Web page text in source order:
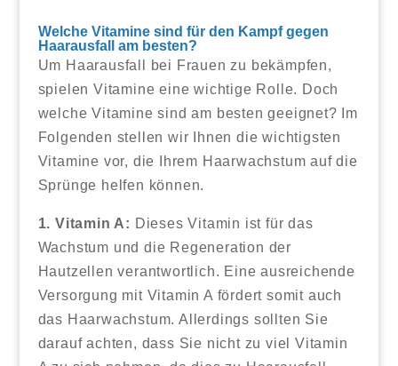
Welche Vitamine sind für den Kampf gegen
Haarausfall am besten?
Um Haarausfall bei Frauen zu bekämpfen,
spielen Vitamine eine wichtige Rolle. Doch
welche Vitamine sind am besten geeignet? Im
Folgenden stellen wir Ihnen die wichtigsten
Vitamine vor, die Ihrem Haarwachstum auf die
Sprünge helfen können.
1. Vitamin A: Dieses Vitamin ist für das
Wachstum und die Regeneration der
Hautzellen verantwortlich. Eine ausreichende
Versorgung mit Vitamin A fördert somit auch
das Haarwachstum. Allerdings sollten Sie
darauf achten, dass Sie nicht zu viel Vitamin